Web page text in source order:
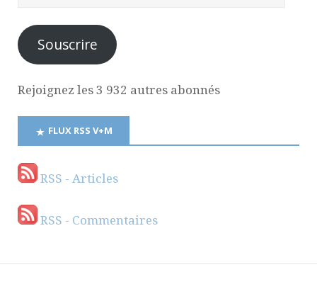
Souscrire
Rejoignez les 3 932 autres abonnés
FLUX RSS V+M
RSS - Articles
RSS - Commentaires